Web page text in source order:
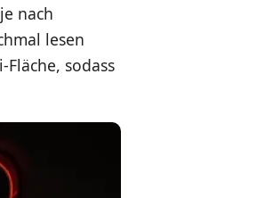
nach
lesen
sodass